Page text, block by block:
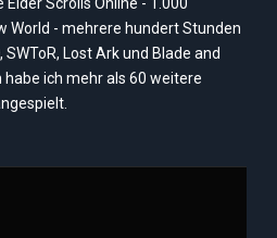
World - mehrere hundert Stunden
SWToR, Lost Ark und Blade and
habe ich mehr als 60 weitere